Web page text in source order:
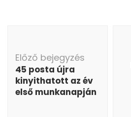
Előző bejegyzés
45 posta újra
kinyithatott az év
első munkanapján